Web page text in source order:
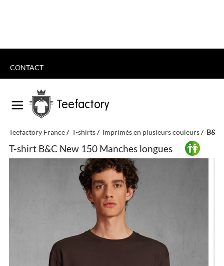
CONTACT
Teefactory
Teefactory France T-shirts Imprimés en plusieurs couleurs B&C
T-shirt B&C New 150 Manches longues